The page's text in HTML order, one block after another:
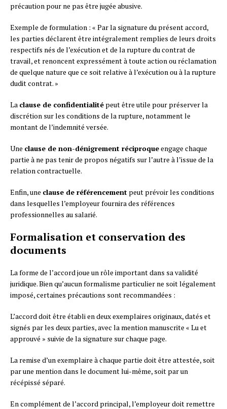
précaution pour ne pas être jugée abusive.
Exemple de formulation : « Par la signature du présent accord,
les parties déclarent être intégralement remplies de leurs droits
respectifs nés de l’exécution et de la rupture du contrat de
travail, et renoncent expressément à toute action ou réclamation
de quelque nature que ce soit relative à l’exécution ou à la rupture
dudit contrat. »
La clause de confidentialité peut être utile pour préserver la
discrétion sur les conditions de la rupture, notamment le
montant de l’indemnité versée.
Une clause de non-dénigrement réciproqueengage chaque
partie à ne pas tenir de propos négatifs sur l’autre à l’issue de la
relation contractuelle.
Enfin, une clause de référencement peut prévoir les conditions
dans lesquelles l’employeur fournira des références
professionnelles au salarié.
Formalisation et conservation des
documents
La forme de l’accord joue un rôle important dans sa validité
juridique. Bien qu’aucun formalisme particulier ne soit légalement
imposé, certaines précautions sont recommandées :
L’accord doit être établi en deux exemplaires originaux, datés et
signés par les deux parties, avec la mention manuscrite « Lu et
approuvé » suivie de la signature sur chaque page.
La remise d’un exemplaire à chaque partie doit être attestée, soit
par une mention dans le document lui-même, soit par un
récépissé séparé.
En complément de l’accord principal, l’employeur doit remettre